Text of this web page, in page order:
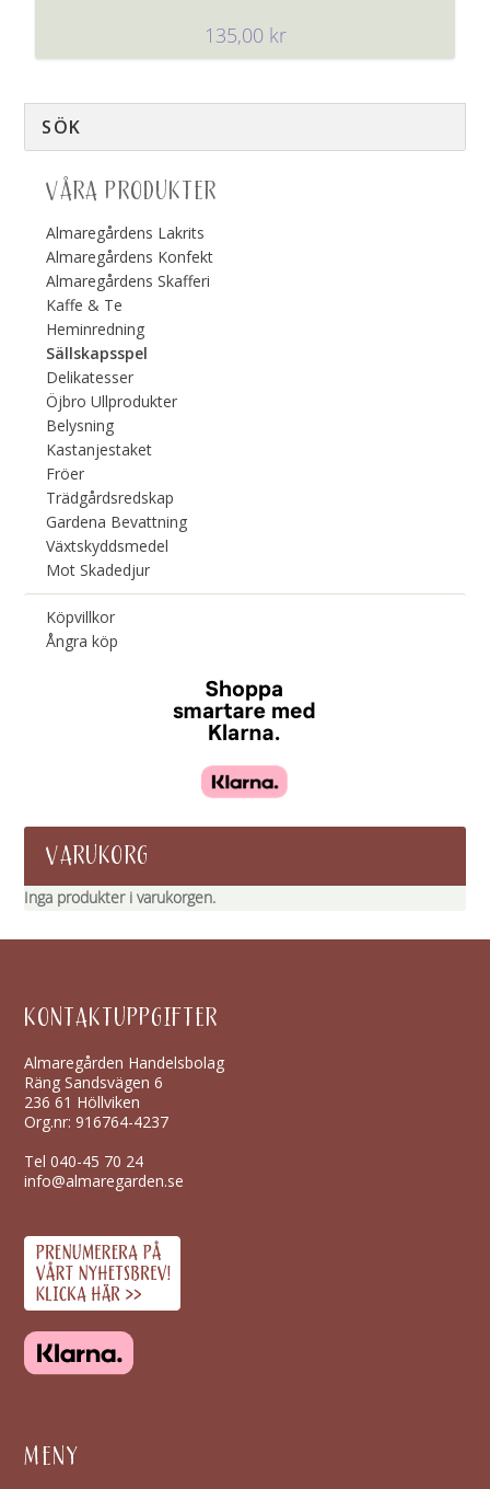
135,00 kr
VÅRA PRODUKTER
Almaregårdens Lakrits
Almaregårdens Konfekt
Almaregårdens Skafferi
Kaffe & Te
Heminredning
Sällskapsspel
Delikatesser
Öjbro Ullprodukter
Belysning
Kastanjestaket
Fröer
Trädgårdsredskap
Gardena Bevattning
Växtskyddsmedel
Mot Skadedjur
Köpvillkor
Ångra köp
VARUKORG
Inga produkter i varukorgen.
KONTAKTUPPGIFTER
Almaregården Handelsbolag
Räng Sandsvägen 6
236 61 Höllviken
Org.nr: 916764-4237
Tel040-45 70 24
info@almaregarden.se
MENY